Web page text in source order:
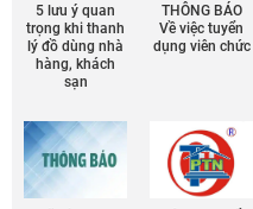
5 lưu ý quan
trọng khi thanh
lý đồ dùng nhà
hàng, khách
sạn
THÔNG BÁO
Về việc tuyển
dụng viên chức